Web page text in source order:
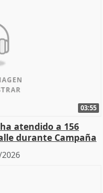
03:55
atendido a 156
durante Campaña